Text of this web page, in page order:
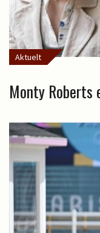
Aktuelt
Monty Roberts